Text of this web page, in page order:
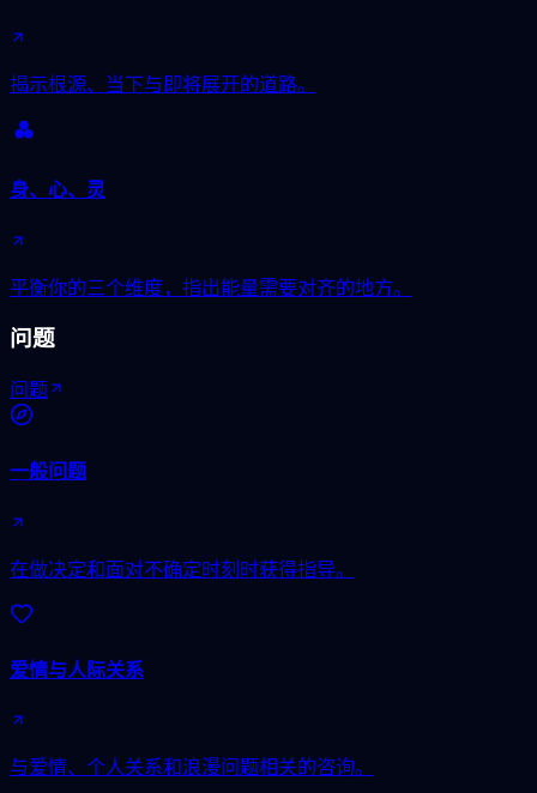
揭示根源、当下与即将展开的道路。
身、心、灵
平衡你的三个维度，指出能量需要对齐的地方。
问题
问题
一般问题
在做决定和面对不确定时刻时获得指导。
爱情与人际关系
与爱情、个人关系和浪漫问题相关的咨询。